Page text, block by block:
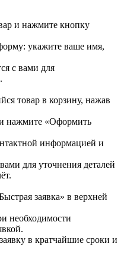
и нажмите кнопку
укажите ваше имя,
с вами для
товар в корзину, нажав
нажмите «Оформить
информацией и
для уточнения деталей
заявка» в верхней
необходимости
в кратчайшие сроки и